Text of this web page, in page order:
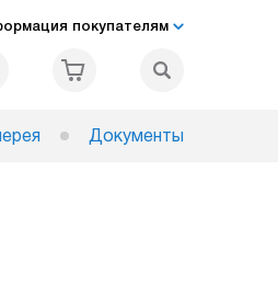
покупателям
Документы